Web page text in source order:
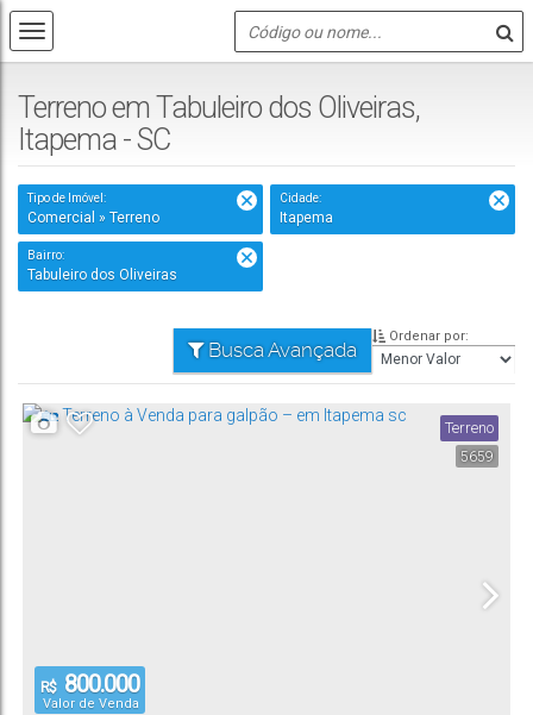
Terreno em Tabuleiro dos Oliveiras,
Itapema - SC
Tipo de Imóvel:
Comercial » Terreno
Cidade:
Itapema
Bairro:
Tabuleiro dos Oliveiras
Busca Avançada
Ordenar por:
5659
Terreno
R$ 800.000
Valor de Venda